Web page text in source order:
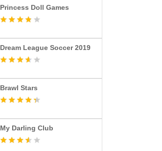
Princess Doll Games
Dream League Soccer 2019
Brawl Stars
My Darling Club